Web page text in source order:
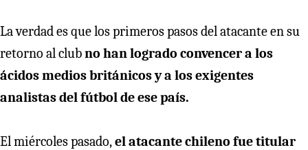
La verdad es que los primeros pasos del atacante en su
retorno al clubno han logrado convencer a los
ácidos medios británicos y a los exigentes
analistas del fútbol de ese país.
El miércoles pasado,el atacante chileno fue titular